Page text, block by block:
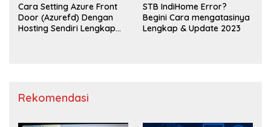
Cara Setting Azure Front
Door (Azurefd) Dengan
Hosting Sendiri Lengkap
STB IndiHome Error?
Begini Cara mengatasinya
Lengkap & Update 2023
Rekomendasi